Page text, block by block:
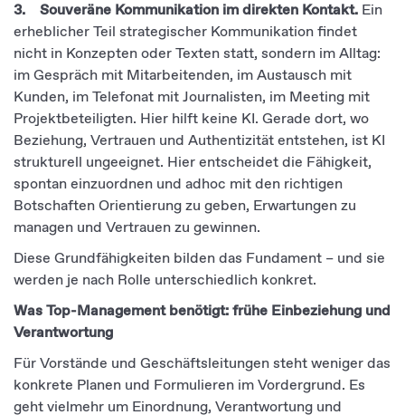
3. Souveräne Kommunikation im direkten Kontakt. Ein
erheblicher Teil strategischer Kommunikation findet
nicht in Konzepten oder Texten statt, sondern im Alltag:
im Gespräch mit Mitarbeitenden, im Austausch mit
Kunden, im Telefonat mit Journalisten, im Meeting mit
Projektbeteiligten. Hier hilft keine KI. Gerade dort, wo
Beziehung, Vertrauen und Authentizität entstehen, ist KI
strukturell ungeeignet. Hier entscheidet die Fähigkeit,
spontan einzuordnen und adhoc mit den richtigen
Botschaften Orientierung zu geben, Erwartungen zu
managen und Vertrauen zu gewinnen.
Diese Grundfähigkeiten bilden das Fundament – und sie
werden je nach Rolle unterschiedlich konkret.
Was Top-Management benötigt: frühe Einbeziehung und
Verantwortung
Für Vorstände und Geschäftsleitungen steht weniger das
konkrete Planen und Formulieren im Vordergrund. Es
geht vielmehr um Einordnung, Verantwortung und